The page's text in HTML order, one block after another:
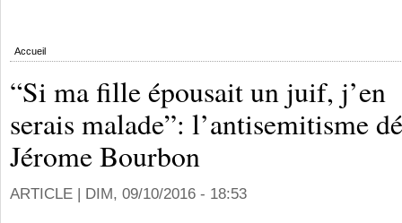
Accueil
“Si ma fille épousait un juif, j’en
serais malade”: l’antisemitisme
Jérome Bourbon
ARTICLE | DIM, 09/10/2016 - 18:53